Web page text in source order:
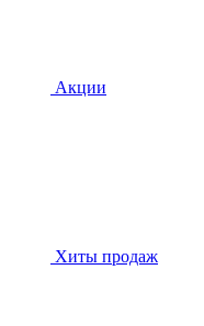
Акции
Хиты продаж